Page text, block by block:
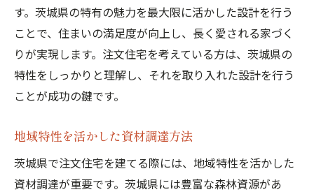
す。茨城県の特有の魅力を最大限に活かした設計を行う
ことで、住まいの満足度が向上し、長く愛される家づく
りが実現します。注文住宅を考えている方は、茨城県の
特性をしっかりと理解し、それを取り入れた設計を行う
ことが成功の鍵です。
地域特性を活かした資材調達方法
茨城県で注文住宅を建てる際には、地域特性を活かした
資材調達が重要です。茨城県には豊富な森林資源があ